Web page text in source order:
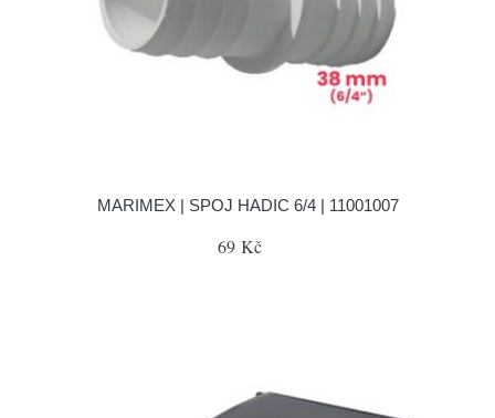
MARIMEX | SPOJ HADIC 6/4 | 11001007
69 Kč